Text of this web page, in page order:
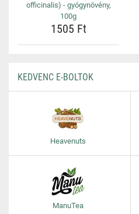
officinalis) - gyógynövény,
100g
1505 Ft
KEDVENC E-BOLTOK
Heavenuts
ManuTea